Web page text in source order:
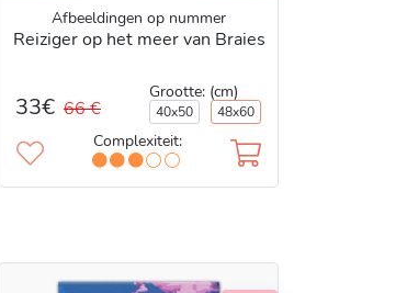
Afbeeldingen op nummer
Reiziger op het meer van Braies
33€ 66 €
Grootte: (cm)
40x50 48x60
Complexiteit: